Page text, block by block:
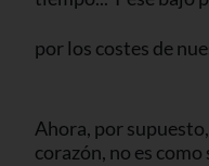
por los costes de
Ahora, por
corazón, no es